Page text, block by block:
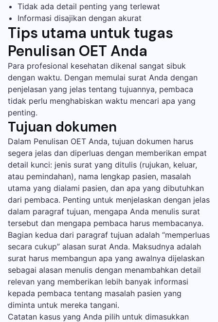
Tidak ada detail penting yang terlewat
Informasi disajikan dengan akurat
Tips utama untuk tugas
Penulisan OET Anda
Para profesional kesehatan dikenal sangat sibuk
dengan waktu. Dengan memulai surat Anda dengan
penjelasan yang jelas tentang tujuannya, pembaca
tidak perlu menghabiskan waktu mencari apa yang
penting.
Tujuan dokumen
Dalam Penulisan OET Anda, tujuan dokumen harus
segera jelas dan diperluas dengan memberikan empat
detail kunci: jenis surat yang ditulis (rujukan, keluar,
atau pemindahan), nama lengkap pasien, masalah
utama yang dialami pasien, dan apa yang dibutuhkan
dari pembaca. Penting untuk menjelaskan dengan jelas
dalam paragraf tujuan, mengapa Anda menulis surat
tersebut dan mengapa pembaca harus membacanya.
Bagian kedua dari paragraf tujuan adalah “memperluas
secara cukup” alasan surat Anda. Maksudnya adalah
surat harus membangun apa yang awalnya dijelaskan
sebagai alasan menulis dengan menambahkan detail
relevan yang memberikan lebih banyak informasi
kepada pembaca tentang masalah pasien yang
diminta untuk mereka tangani.
Catatan kasus yang Anda pilih untuk dimasukkan